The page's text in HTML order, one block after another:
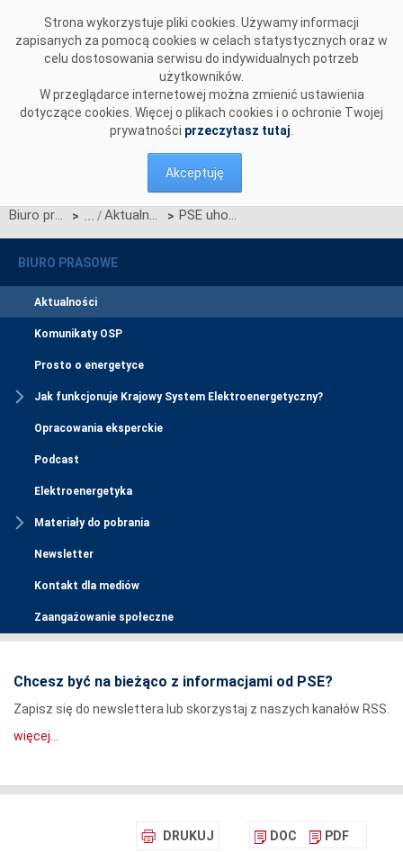
Strona wykorzystuje pliki cookies. Używamy informacji
zapisanych za pomocą cookies w celach statystycznych oraz w
celu dostosowania serwisu do indywidualnych potrzeb
użytkowników.
W przeglądarce internetowej można zmienić ustawienia
dotyczące cookies. Więcej o plikach cookies i o ochronie Twojej
prywatności przeczytasz tutaj
Akceptuję
Biuro prasowe > Aktualności > PSE uhonorowane Złotym Listkiem CSR Polityki 2017
BIURO PRASOWE
Aktualności
Komunikaty OSP
Prosto o energetyce
Jak funkcjonuje Krajowy System Elektroenergetyczny?
Opracowania eksperckie
Podcast
Elektroenergetyka
Materiały do pobrania
Newsletter
Kontakt dla mediów
Zaangażowanie społeczne
Chcesz być na bieżąco z informacjami od PSE?
Zapisz się do newslettera lub skorzystaj z naszych kanałów RSS.
więcej...
DRUKUJ DOC PDF